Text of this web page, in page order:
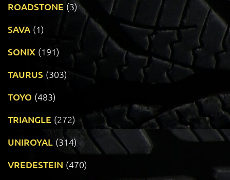
ROADSTONE (3)
SAVA (1)
SONIX (191)
TAURUS (303)
TOYO (483)
TRIANGLE (272)
UNIROYAL (314)
VREDESTEIN (470)